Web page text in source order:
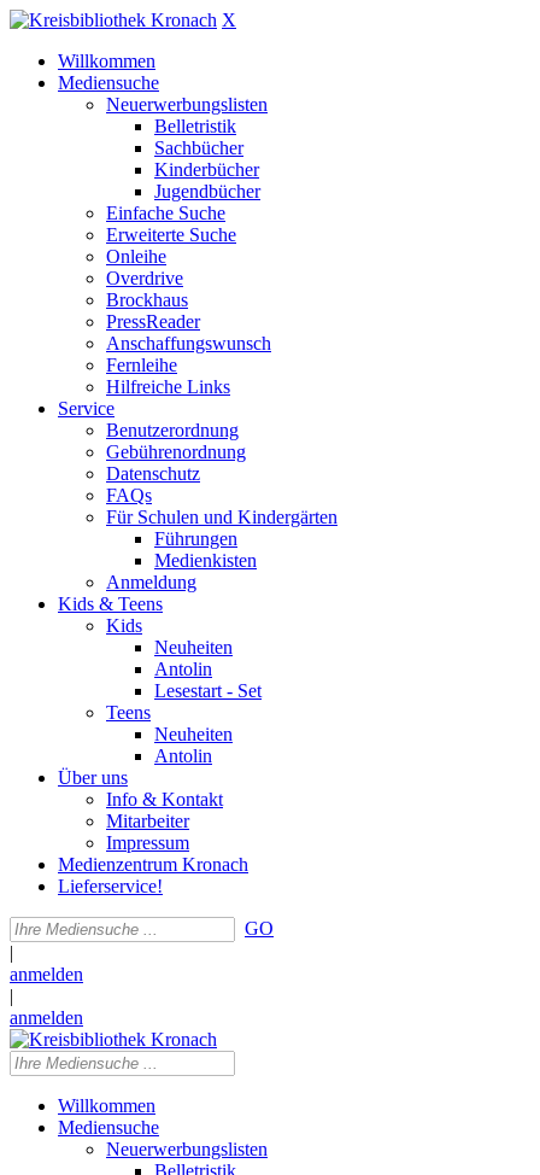
X
Willkommen
Mediensuche
Neuerwerbungslisten
Belletristik
Sachbücher
Kinderbücher
Jugendbücher
Einfache Suche
Erweiterte Suche
Onleihe
Overdrive
Brockhaus
PressReader
Anschaffungswunsch
Fernleihe
Hilfreiche Links
Service
Benutzerordnung
Gebührenordnung
Datenschutz
FAQs
Für Schulen und Kindergärten
Führungen
Medienkisten
Anmeldung
Kids & Teens
Kids
Neuheiten
Antolin
Lesestart - Set
Teens
Neuheiten
Antolin
Über uns
Info & Kontakt
Mitarbeiter
Impressum
Medienzentrum Kronach
Lieferservice!
GO
|
anmelden
|
anmelden
Willkommen
Mediensuche
Neuerwerbungslisten
Belletristik